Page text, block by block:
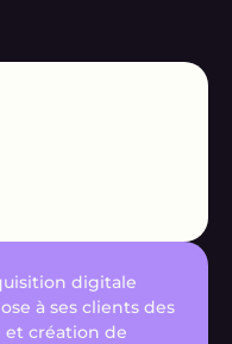
digitale
à ses clients des
et création de